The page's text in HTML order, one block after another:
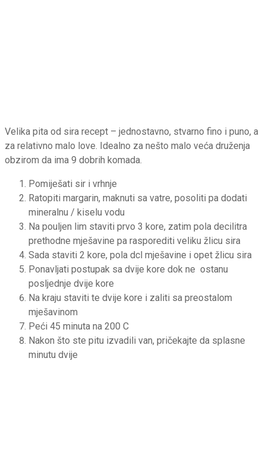
Velika pita od sira recept – jednostavno, stvarno fino i puno, a
za relativno malo love. Idealno za nešto malo veća druženja
obzirom da ima 9 dobrih komada.
Pomiješati sir i vrhnje
Ratopiti margarin, maknuti sa vatre, posoliti pa dodati
mineralnu / kiselu vodu
Na pouljen lim staviti prvo 3 kore, zatim pola decilitra
prethodne mješavine pa rasporediti veliku žlicu sira
Sada staviti 2 kore, pola dcl mješavine i opet žlicu sira
Ponavljati postupak sa dvije kore dok ne ostanu
posljednje dvije kore
Na kraju staviti te dvije kore i zaliti sa preostalom
mješavinom
Peći 45 minuta na 200 C
Nakon što ste pitu izvadili van, pričekajte da splasne
minutu dvije